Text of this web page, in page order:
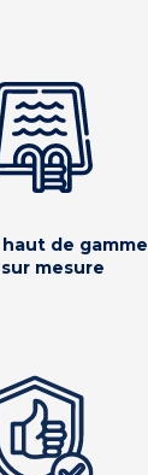
de gamme
mesure